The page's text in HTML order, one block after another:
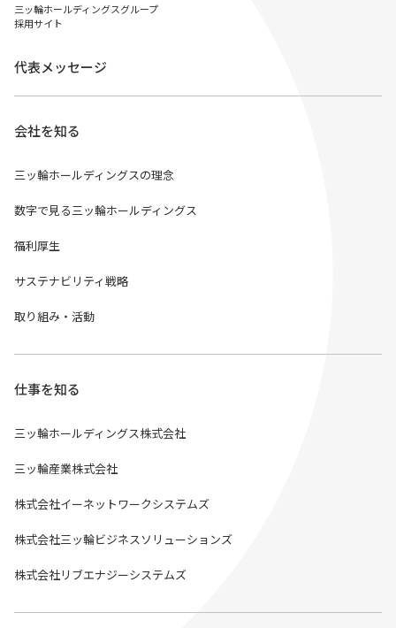
三ッ輪ホールディングスグループ
採用サイト
代表メッセージ
会社を知る
三ッ輪ホールディングスの理念
数字で見る三ッ輪ホールディングス
福利厚生
サステナビリティ戦略
取り組み・活動
仕事を知る
三ッ輪ホールディングス株式会社
三ッ輪産業株式会社
株式会社イーネットワークシステムズ
株式会社三ッ輪ビジネスソリューションズ
株式会社リブエナジーシステムズ